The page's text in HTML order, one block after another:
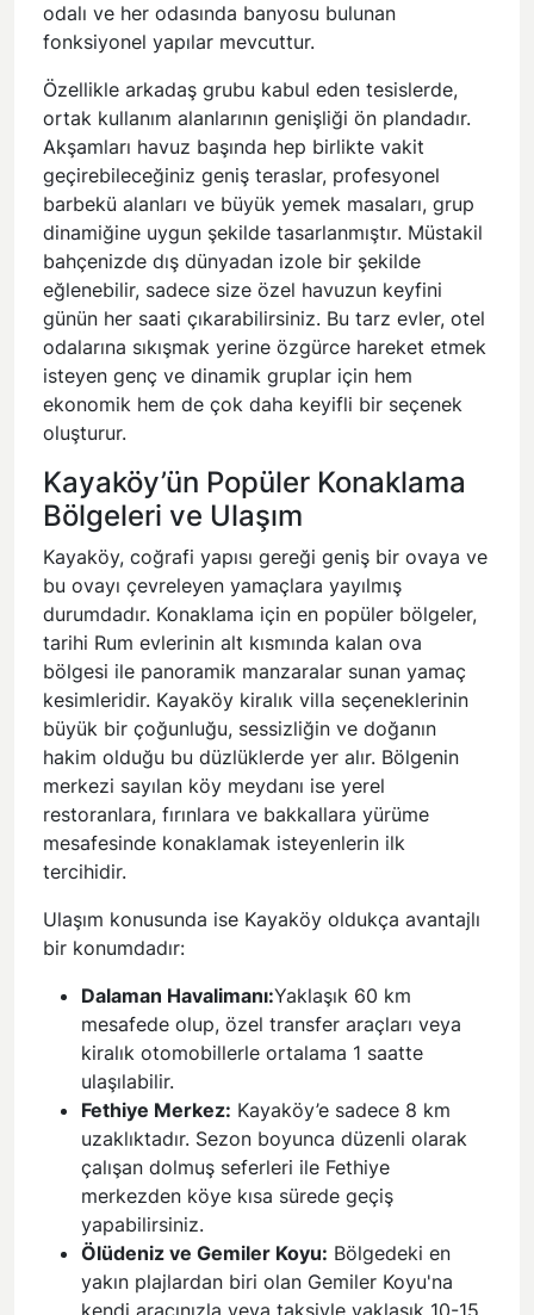
odalı ve her odasında banyosu bulunan
fonksiyonel yapılar mevcuttur.
Özellikle arkadaş grubu kabul eden tesislerde,
ortak kullanım alanlarının genişliği ön plandadır.
Akşamları havuz başında hep birlikte vakit
geçirebileceğiniz geniş teraslar, profesyonel
barbekü alanları ve büyük yemek masaları, grup
dinamiğine uygun şekilde tasarlanmıştır. Müstakil
bahçenizde dış dünyadan izole bir şekilde
eğlenebilir, sadece size özel havuzun keyfini
günün her saati çıkarabilirsiniz. Bu tarz evler, otel
odalarına sıkışmak yerine özgürce hareket etmek
isteyen genç ve dinamik gruplar için hem
ekonomik hem de çok daha keyifli bir seçenek
oluşturur.
Kayaköy’ün Popüler Konaklama
Bölgeleri ve Ulaşım
Kayaköy, coğrafi yapısı gereği geniş bir ovaya ve
bu ovayı çevreleyen yamaçlara yayılmış
durumdadır. Konaklama için en popüler bölgeler,
tarihi Rum evlerinin alt kısmında kalan ova
bölgesi ile panoramik manzaralar sunan yamaç
kesimleridir. Kayaköy kiralık villa seçeneklerinin
büyük bir çoğunluğu, sessizliğin ve doğanın
hakim olduğu bu düzlüklerde yer alır. Bölgenin
merkezi sayılan köy meydanı ise yerel
restoranlara, fırınlara ve bakkallara yürüme
mesafesinde konaklamak isteyenlerin ilk
tercihidir.
Ulaşım konusunda ise Kayaköy oldukça avantajlı
bir konumdadır:
Dalaman Havalimanı:Yaklaşık 60 km
mesafede olup, özel transfer araçları veya
kiralık otomobillerle ortalama 1 saatte
ulaşılabilir.
Fethiye Merkez: Kayaköy’e sadece 8 km
uzaklıktadır. Sezon boyunca düzenli olarak
çalışan dolmuş seferleri ile Fethiye
merkezden köye kısa sürede geçiş
yapabilirsiniz.
Ölüdeniz ve Gemiler Koyu: Bölgedeki en
yakın plajlardan biri olan Gemiler Koyu'na
kendi aracınızla veya taksiyle yaklaşık 10-15